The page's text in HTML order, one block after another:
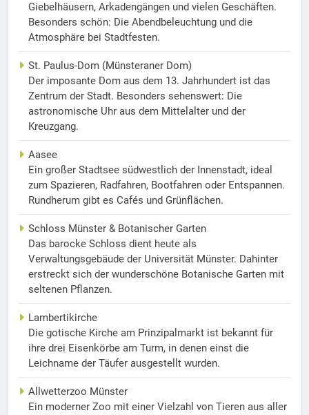
Giebelhäusern, Arkadengängen und vielen Geschäften.
Besonders schön: Die Abendbeleuchtung und die
Atmosphäre bei Stadtfesten.
St. Paulus-Dom (Münsteraner Dom)
Der imposante Dom aus dem 13. Jahrhundert ist das
Zentrum der Stadt. Besonders sehenswert: Die
astronomische Uhr aus dem Mittelalter und der
Kreuzgang.
Aasee
Ein großer Stadtsee südwestlich der Innenstadt, ideal
zum Spazieren, Radfahren, Bootfahren oder Entspannen.
Rundherum gibt es Cafés und Grünflächen.
Schloss Münster & Botanischer Garten
Das barocke Schloss dient heute als
Verwaltungsgebäude der Universität Münster. Dahinter
erstreckt sich der wunderschöne Botanische Garten mit
seltenen Pflanzen.
Lambertikirche
Die gotische Kirche am Prinzipalmarkt ist bekannt für
ihre drei Eisenkörbe am Turm, in denen einst die
Leichname der Täufer ausgestellt wurden.
Allwetterzoo Münster
Ein moderner Zoo mit einer Vielzahl von Tieren aus aller